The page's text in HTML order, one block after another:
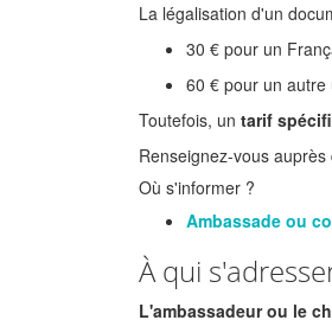
La légalisation d'un
30 € pour un
60 € pour un autre
Toutefois, un tarif
Renseignez-vous
Où s'informer ?
Ambassade ou
À qui
L'ambassadeur ou le